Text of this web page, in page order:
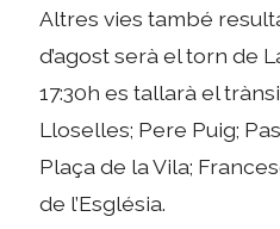
Altres vies també
d’agost serà el torn de
17:30h es tallarà el
Lloselles; Pere Puig;
Plaça de la Vila;
de l’Església.